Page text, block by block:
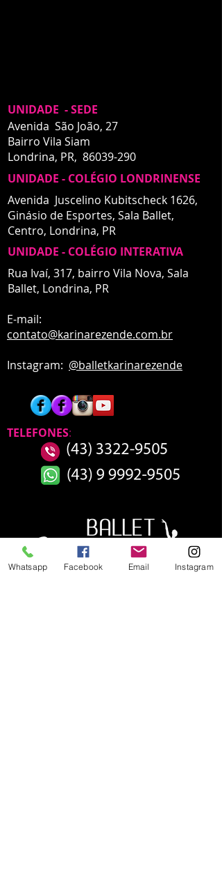
Avenida São João, 27
Bairro Vila Siam
Londrina, PR, 86039-290
UNIDADE - SEDE
UNIDADE - INTERATIVA
UNIDADE - COLÉGIO LONDRINENSE
Avenida Juscelino Kubitscheck 1626,
Ginásio de Esportes, Sala Ballet,
Centro, Londrina, PR
UNIDADE - COLÉGIO INTERATIVA
Rua Ivaí, 317, bairro Vila Nova, Sala
Ballet, Londrina, PR
E-mail:
contato@karinarezende.com.br
Instagram: @balletkarinarezende
TELEFONES:
Whatsapp Facebook Email Instagram